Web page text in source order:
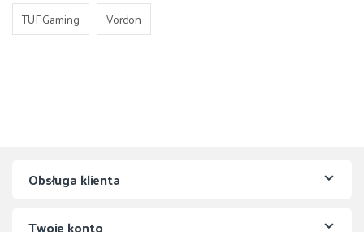
TUF Gaming
Vordon
Obsługa klienta